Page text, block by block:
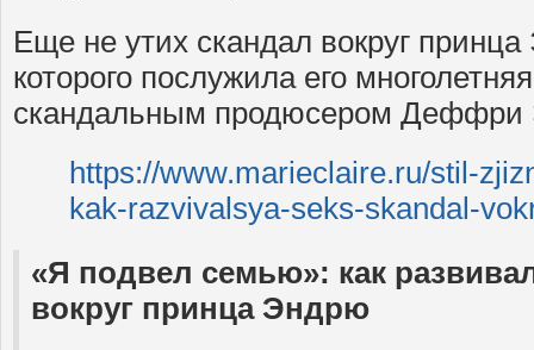
Еще не утих скандал вокруг
которого послужила его
скандальным продюсером
https://www.marieclaire.ru/stil-
kak-razvivalsya-seks-skandal-
«Я подвел семью»: как
вокруг принца Эндрю